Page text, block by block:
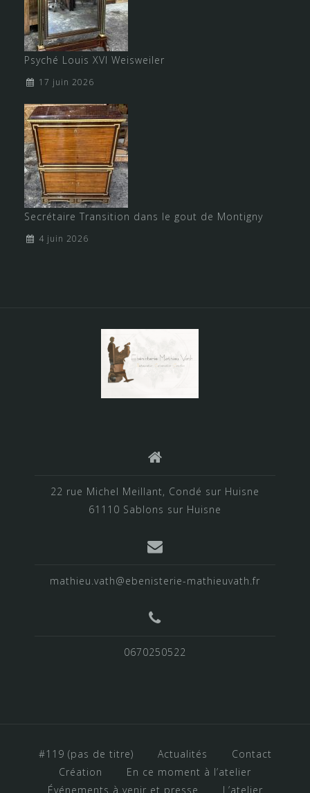
Psyché Louis XVI Weisweiler
17 juin 2026
Secrétaire Transition dans le gout de Montigny
4 juin 2026
22 rue Michel Meillant, Condé sur Huisne
61110 Sablons sur Huisne
mathieu.vath@ebenisterie-mathieuvath.fr
0670250522
#119 (pas de titre) Actualités
Contact
Création
En ce moment à l’atelier
Événements à venir et presse
L’atelier